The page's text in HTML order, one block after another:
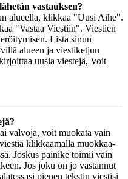
vastauksen?
alueella, klikkaa "Uusi Aihe".
"Vastaa Viestiin". Viestien
Lista sinun
alueen ja viestiketjun
uusia viestejä, Voit
valvoja, voit muokata vain
klikkaamalla muokkaa-
Joskus painike toimii vain
Jos joku on jo vastannut
pienen tekstin viestisi